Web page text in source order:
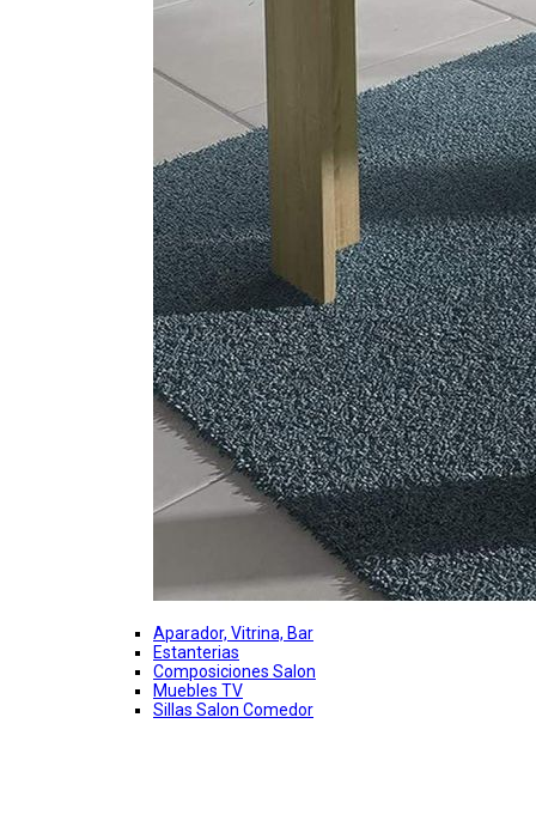
Aparador, Vitrina, Bar
Estanterias
Composiciones Salon
Muebles TV
Sillas Salon Comedor